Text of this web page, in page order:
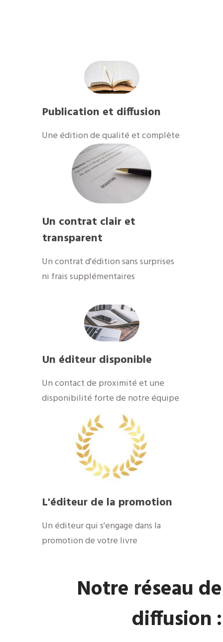
Publication et diffusion
​Une édition de qualité et complète
Un contrat clair et
transparent
Un contrat d'édition sans surprises
ni frais supplémentaires
Un éditeur disponible
​Un contact de proximité et une
disponibilité forte de notre équipe
​L'éditeur de la promotion
​Un éditeur qui s'engage dans la
promotion de votre livre
​Notre réseau de
diffusion :